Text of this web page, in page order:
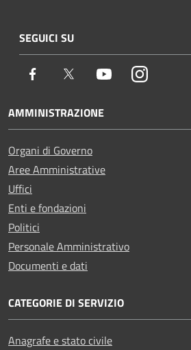
SEGUICI SU
Facebook Twitter YoutubeInstagram
AMMINISTRAZIONE
Organi di Governo
Aree Amministrative
Uffici
Enti e fondazioni
Politici
Personale Amministrativo
Documenti e dati
CATEGORIE DI SERVIZIO
Anagrafe e stato civile